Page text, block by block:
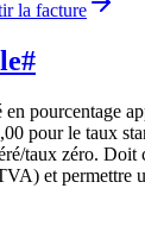
la facture
#
pourcentage
pour le taux
taux zéro. Doit
et permettre